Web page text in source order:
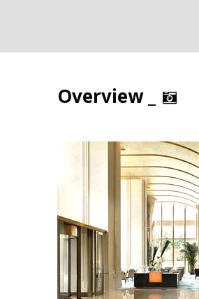
Overview _